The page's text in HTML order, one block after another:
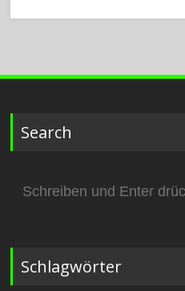
Search
nach:
Schlagwörter